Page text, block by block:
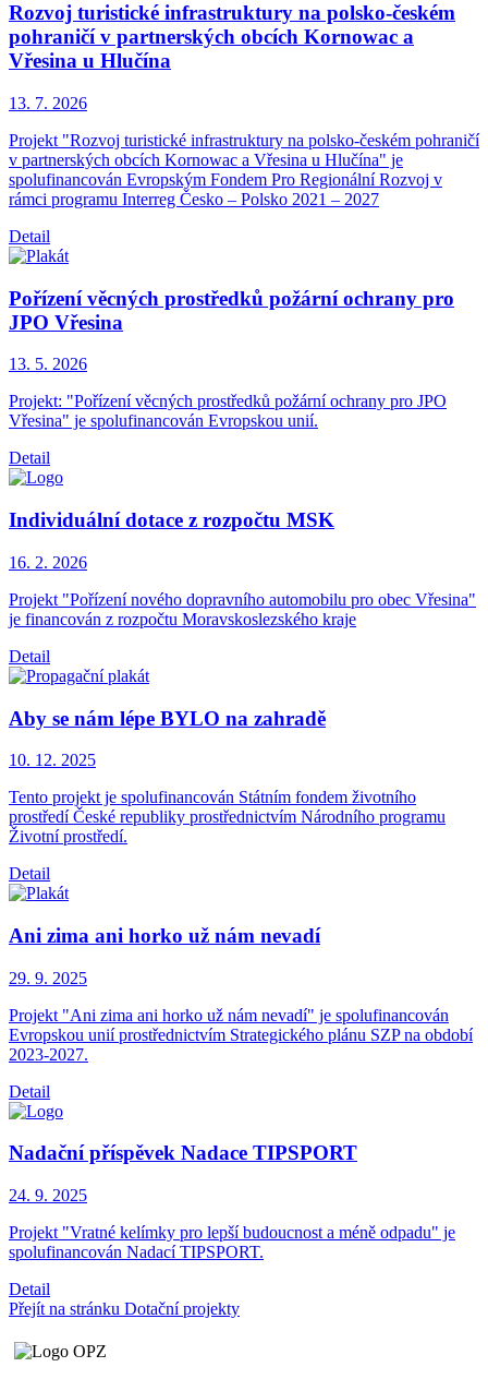
Rozvoj turistické infrastruktury na polsko-českém
pohraničí v partnerských obcích Kornowac a
Vřesina u Hlučína
13. 7. 2026
Projekt "Rozvoj turistické infrastruktury na polsko-českém pohraničí
v partnerských obcích Kornowac a Vřesina u Hlučína" je
spolufinancován Evropským Fondem Pro Regionální Rozvoj v
rámci programu Interreg Česko – Polsko 2021 – 2027
Detail
Pořízení věcných prostředků požární ochrany pro
JPO Vřesina
13. 5. 2026
Projekt: "Pořízení věcných prostředků požární ochrany pro JPO
Vřesina" je spolufinancován Evropskou unií.
Detail
Individuální dotace z rozpočtu MSK
16. 2. 2026
Projekt "Pořízení nového dopravního automobilu pro obec Vřesina"
je financován z rozpočtu Moravskoslezského kraje
Detail
Aby se nám lépe BYLO na zahradě
10. 12. 2025
Tento projekt je spolufinancován Státním fondem životního
prostředí České republiky prostřednictvím Národního programu
Životní prostředí.
Detail
Ani zima ani horko už nám nevadí
29. 9. 2025
Projekt "Ani zima ani horko už nám nevadí" je spolufinancován
Evropskou unií prostřednictvím Strategického plánu SZP na období
2023-2027.
Detail
Nadační příspěvek Nadace TIPSPORT
24. 9. 2025
Projekt "Vratné kelímky pro lepší budoucnost a méně odpadu" je
spolufinancován Nadací TIPSPORT.
Detail
Přejít na stránku Dotační projekty